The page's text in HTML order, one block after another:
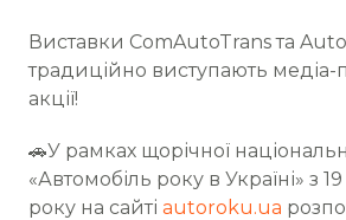
Виставки ComAutoTrans та
традиційно виступають
акції!
🚗У рамках щорічної
«Автомобіль року в Україні» з
року на сайті autoroku.ua